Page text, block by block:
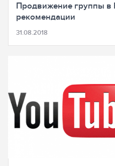
Продвижение группы в
рекомендации
31.08.2018